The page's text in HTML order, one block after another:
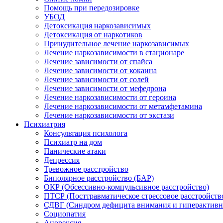
Помощь при передозировке
УБОД
Детоксикация наркозависимых
Детоксикация от наркотиков
Принудительное лечение наркозависимых
Лечение наркозависимости в стационаре
Лечение зависимости от спайса
Лечение зависимости от кокаина
Лечение зависимости от солей
Лечение зависимости от мефедрона
Лечение наркозависимости от героина
Лечение наркозависимости от метамфетамина
Лечение наркозависимости от экстази
Психиатрия
Консультация психолога
Психиатр на дом
Панические атаки
Депрессия
Тревожное расстройство
Биполярное расстройство (БАР)
ОКР (Обсессивно-компульсивное расстройство)
ПТСР (Посттравматическое стрессовое
СДВГ (Синдром дефицита внимания и
Социопатия